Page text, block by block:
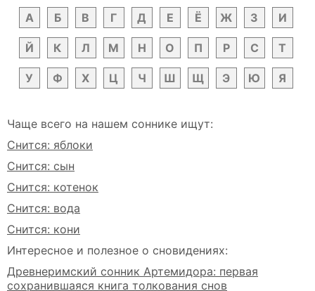
А
Б В Г Д Е Ё Ж З И
Й К Л М Н О П Р С Т
У Ф Х Ц Ч Ш Щ Э Ю Я
Чаще всего на нашем соннике ищут:
Снится: яблоки
Снится: сын
Снится: котенок
Снится: вода
Снится: кони
Интересное и полезное о сновидениях:
Древнеримский сонник Артемидора: первая
сохранившаяся книга толкования снов